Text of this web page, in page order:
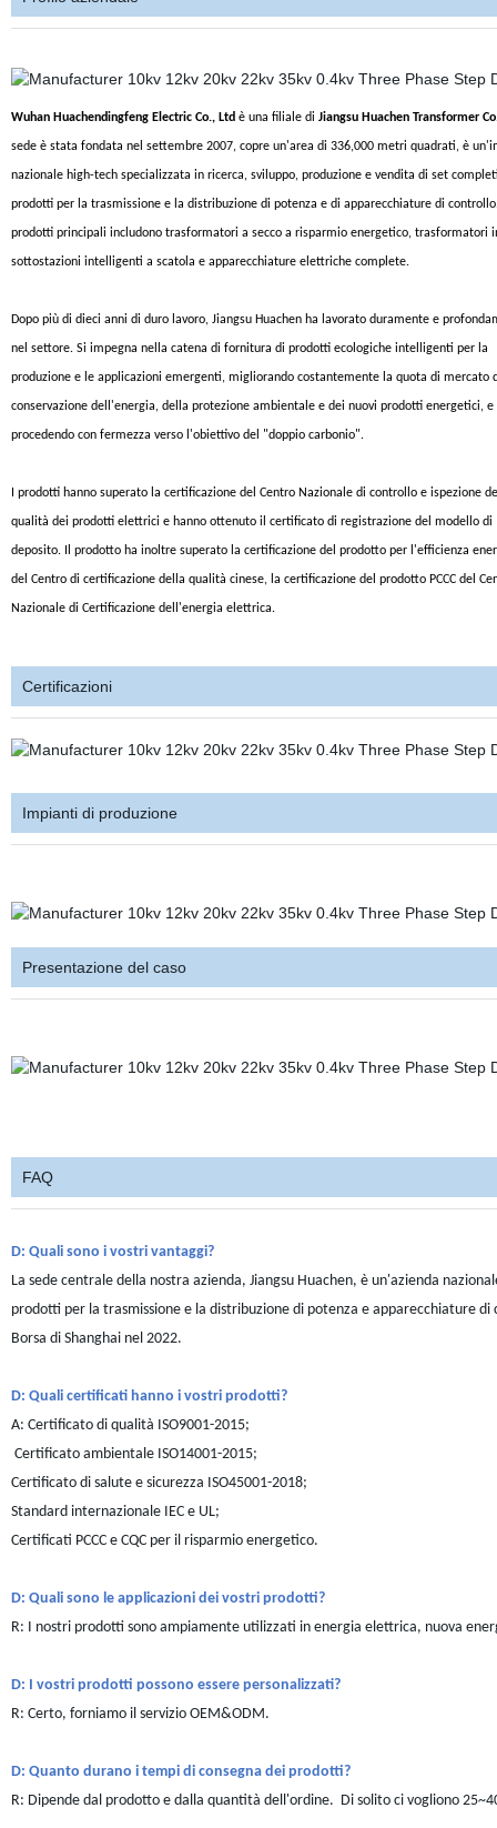
Wuhan Huachendingfeng Electric Co., Ltd è una filiale di Jiangsu Huachen Transformer
sede è stata fondata nel settembre 2007, copre un'area di 336,000 metri quadrati, è
nazionale high-tech specializzata in ricerca, sviluppo, produzione e vendita di set
prodotti per la trasmissione e la distribuzione di potenza e di apparecchiature di
prodotti principali includono trasformatori a secco a risparmio energetico, trasformatori
sottostazioni intelligenti a scatola e apparecchiature elettriche complete.
Dopo più di dieci anni di duro lavoro, Jiangsu Huachen ha lavorato duramente e
nel settore. Si impegna nella catena di fornitura di prodotti ecologiche intelligenti per la
produzione e le applicazioni emergenti, migliorando costantemente la quota di mercato
conservazione dell'energia, della protezione ambientale e dei nuovi prodotti energetici, e
procedendo con fermezza verso l'obiettivo del "doppio carbonio".
I prodotti hanno superato la certificazione del Centro Nazionale di controllo e ispezione
qualità dei prodotti elettrici e hanno ottenuto il certificato di registrazione del modello di
deposito. Il prodotto ha inoltre superato la certificazione del prodotto per l'efficienza
del Centro di certificazione della qualità cinese, la certificazione del prodotto PCCC del
Nazionale di Certificazione dell'energia elettrica.
Certificazioni
Impianti di produzione
Presentazione del caso
FAQ
D: Quali sono i vostri vantaggi?
La sede centrale della nostra azienda, Jiangsu Huachen, è un'azienda
prodotti per la trasmissione e la distribuzione di potenza e apparecchiature
Borsa di Shanghai nel 2022.
D: Quali certificati hanno i vostri prodotti?
A: Certificato di qualità ISO9001-2015;
Certificato ambientale ISO14001-2015;
Certificato di salute e sicurezza ISO45001-2018;
Standard internazionale IEC e UL;
Certificati PCCC e CQC per il risparmio energetico.
D: Quali sono le applicazioni dei vostri prodotti?
R: I nostri prodotti sono ampiamente utilizzati in energia elettrica, nuova
D: I vostri prodotti possono essere personalizzati?
R: Certo, forniamo il servizio OEM&ODM.
D: Quanto durano i tempi di consegna dei prodotti?
R: Dipende dal prodotto e dalla quantità dell'ordine. Di solito ci vogliono